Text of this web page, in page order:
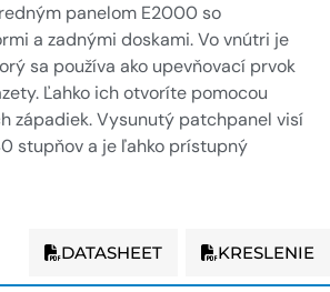
panelom E2000 so
a zadnými doskami. Vo vnútri je
sa používa ako upevňovací prvok
Ľahko ich otvoríte pomocou
západiek. Vysunutý patchpanel visí
stupňov a je ľahko prístupný
DATASHEET KRESLENIE